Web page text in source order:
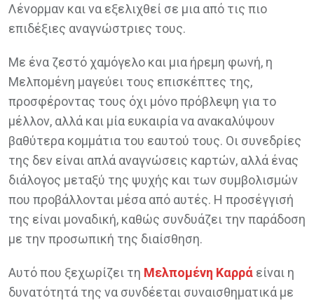
Λένορμαν και να εξελιχθεί σε μια από τις πιο
επιδέξιες αναγνώστριες τους.
Με ένα ζεστό χαμόγελο και μια ήρεμη φωνή, η
Μελπομένη μαγεύει τους επισκέπτες της,
προσφέροντας τους όχι μόνο πρόβλεψη για το
μέλλον, αλλά και μία ευκαιρία να ανακαλύψουν
βαθύτερα κομμάτια του εαυτού τους. Οι συνεδρίες
της δεν είναι απλά αναγνώσεις καρτών, αλλά ένας
διάλογος μεταξύ της ψυχής και των συμβολισμών
που προβάλλονται μέσα από αυτές. Η προσέγγισή
της είναι μοναδική, καθώς συνδυάζει την παράδοση
με την προσωπική της διαίσθηση.
Αυτό που ξεχωρίζει τη Μελπομένη Καρρά είναι η
δυνατότητά της να συνδέεται συναισθηματικά με